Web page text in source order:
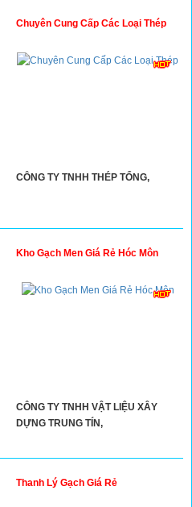
Chuyên Cung Cấp Các Loại Thép
CÔNG TY TNHH THÉP TỔNG,
Kho Gạch Men Giá Rẻ Hóc Môn
CÔNG TY TNHH VẬT LIỆU XÂY
DỰNG TRUNG TÍN,
Thanh Lý Gạch Giá Rẻ